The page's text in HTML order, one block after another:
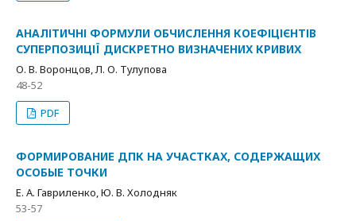
АНАЛІТИЧНІ ФОРМУЛИ ОБЧИСЛЕННЯ КОЕФІЦІЄНТІВ
СУПЕРПОЗИЦІЇ ДИСКРЕТНО ВИЗНАЧЕНИХ КРИВИХ
О. В. Воронцов, Л. О. Тулупова
48-52
PDF
ФОРМИРОВАНИЕ ДПК НА УЧАСТКАХ, СОДЕРЖАЩИХ
ОСОБЫЕ ТОЧКИ
Е. А. Гавриленко, Ю. В. Холодняк
53-57